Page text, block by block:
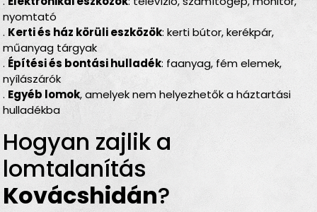
nyomtató
. Kerti és ház körüli eszközök: kerti bútor, kerékpár,
műanyag tárgyak
. Építési és bontási hulladék: faanyag, fém elemek,
nyílászárók
. Egyéb lomok, amelyek nem helyezhetők a háztartási
hulladékba
Hogyan zajlik a
lomtalanítás
Kovácshidán?